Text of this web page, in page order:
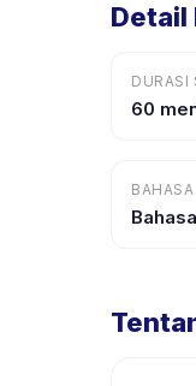
Detail
DURASI
60
BAHASA